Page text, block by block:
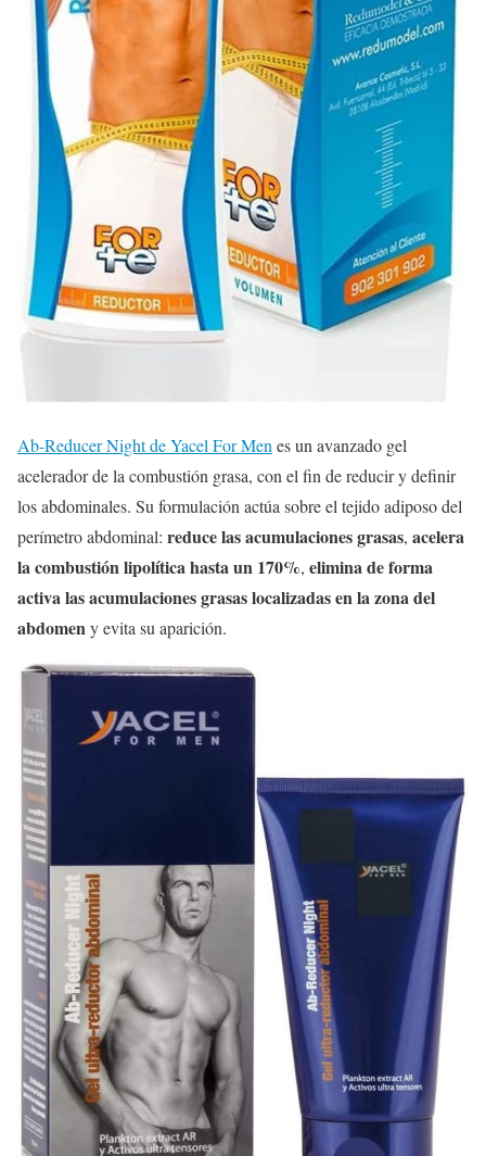
Ab-Reducer Night de Yacel For Menes un avanzado gel
acelerador de la combustión grasa, con el fin de reducir y definir
los abdominales. Su formulación actúa sobre el tejido adiposo del
perímetro abdominal: reduce las acumulaciones grasas, acelera
la combustión lipolítica hasta un 170%, elimina de forma
activa las acumulaciones grasas localizadas en la zona del
abdomeny evita su aparición.